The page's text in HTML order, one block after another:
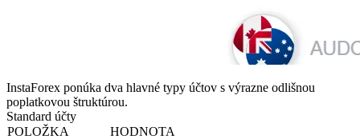
InstaForex ponúka dva hlavné typy účtov s výrazne odlišnou
poplatkovou štruktúrou.
Standard účty
POLOŽKA
HODNOTA